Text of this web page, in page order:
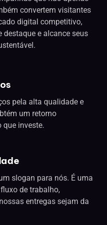
convertem visitantes
digital competitivo,
e alcance seus
pela alta qualidade e
um retorno
que investe.
slogan para nós. É uma
de trabalho,
entregas sejam da